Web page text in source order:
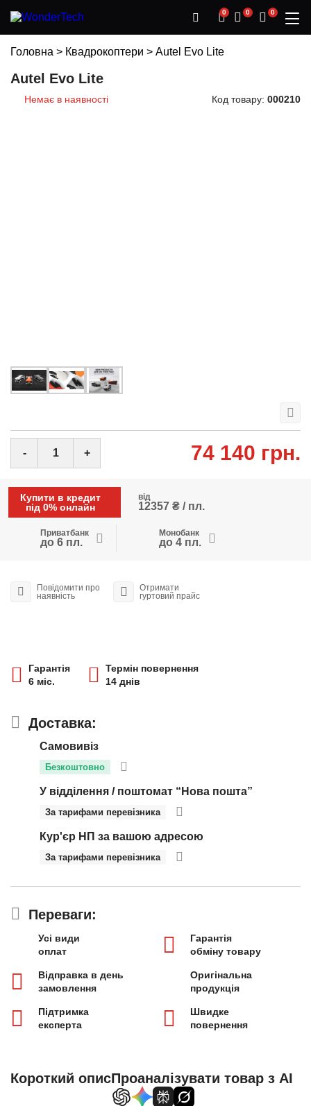
0 0 0
Головна > Квадрокоптери > Autel Evo Lite
Autel Evo Lite
Немає в наявності Код товару: 000210
74 140 грн.
- +
Купити в кредит
під 0% онлайн
від
12357 ₴ / пл.
Приватбанк
до 6 пл.
Монобанк
до 4 пл.
Повідомити про
наявність
Отримати
гуртовий прайс
Гарантія
6 міс.
Термін повернення
14 днів
Доставка:
Самовивіз
Безкоштовно
У відділення / поштомат “Нова пошта”
За тарифами перевізника
Кур'єр НП за вашою адресою
За тарифами перевізника
Переваги:
Усі види
оплат
Гарантія
обміну товару
Відправка в день
замовлення
Оригінальна
продукція
Підтримка
експерта
Швидке
повернення
Короткий описПроаналізувати товар з AI